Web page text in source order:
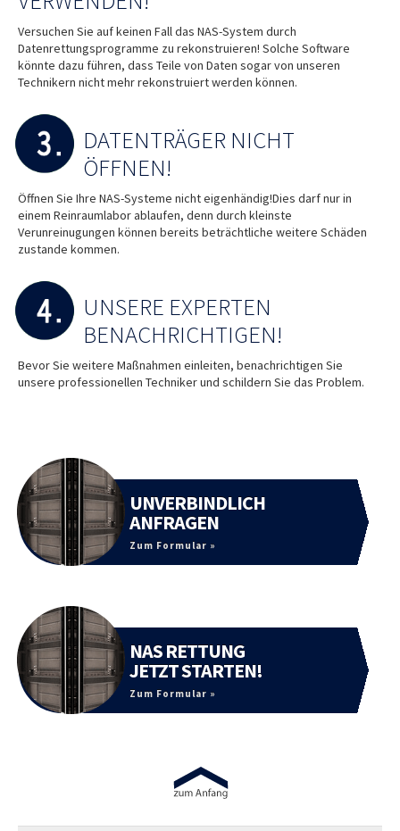
Versuchen Sie auf keinen Fall das NAS-System durch
Datenrettungsprogramme zu rekonstruieren! Solche Software
könnte dazu führen, dass Teile von Daten sogar von unseren
Technikern nicht mehr rekonstruiert werden können.
DATENTRÄGER NICHT
ÖFFNEN!
Öffnen Sie Ihre NAS-Systeme nicht eigenhändig!Dies darf nur in
einem Reinraumlabor ablaufen, denn durch kleinste
Verunreinugungen können bereits beträchtliche weitere Schäden
zustande kommen.
UNSERE EXPERTEN
BENACHRICHTIGEN!
Bevor Sie weitere Maßnahmen einleiten, benachrichtigen Sie
unsere professionellen Techniker und schildern Sie das Problem.
UNVERBINDLICH
ANFRAGEN
Zum Formular »
NAS RETTUNG
JETZT STARTEN!
Zum Formular »